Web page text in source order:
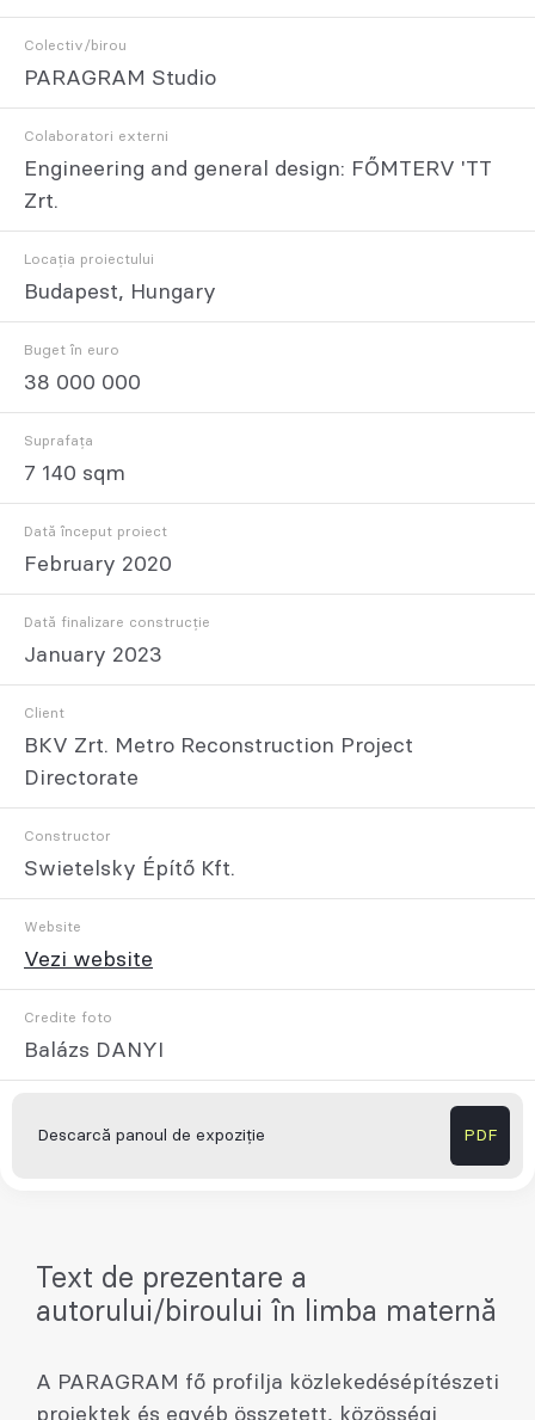
Colectiv/birou
PARAGRAM Studio
Colaboratori externi
Engineering and general design: FŐMTERV 'TT
Zrt.
Locația proiectului
Budapest, Hungary
Buget în euro
38 000 000
Suprafața
7 140 sqm
Dată început proiect
February 2020
Dată finalizare construcție
January 2023
Client
BKV Zrt. Metro Reconstruction Project
Directorate
Constructor
Swietelsky Építő Kft.
Website
Vezi website
Credite foto
Balázs DANYI
Descarcă panoul de expoziție PDF
Text de prezentare a
autorului/biroului în limba maternă
A PARAGRAM fő profilja közlekedésépítészeti
projektek és egyéb összetett, közösségi